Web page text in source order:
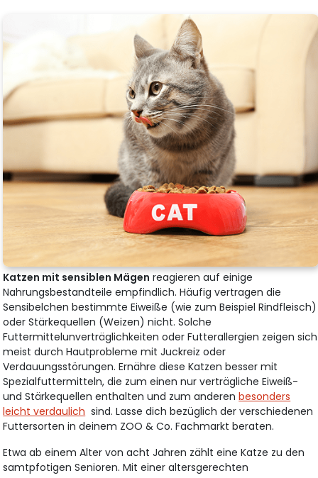
Katzen mit sensiblen Mägen reagieren auf einige
Nahrungsbestandteile empfindlich. Häufig vertragen die
Sensibelchen bestimmte Eiweiße (wie zum Beispiel Rindfleisch)
oder Stärkequellen (Weizen) nicht. Solche
Futtermittelunverträglichkeiten oder Futterallergien zeigen sich
meist durch Hautprobleme mit Juckreiz oder
Verdauungsstörungen. Ernähre diese Katzen besser mit
Spezialfuttermitteln, die zum einen nur verträgliche Eiweiß-
und Stärkequellen enthalten und zum anderenbesonders
leicht verdaulich sind. Lasse dich bezüglich der verschiedenen
Futtersorten in deinem ZOO & Co. Fachmarkt beraten.
Etwa ab einem Alter von acht Jahren zählt eine Katze zu den
samtpfotigen Senioren. Mit einer altersgerechten